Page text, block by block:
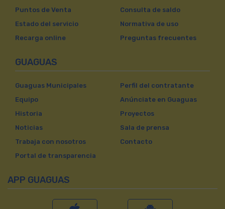
Puntos de Venta
Estado del servicio
Recarga online
Consulta de saldo
Normativa de uso
Preguntas frecuentes
GUAGUAS
Guaguas Municipales
Equipo
Historia
Noticias
Trabaja con nosotros
Portal de transparencia
Perfil del contratante
Anúnciate en Guaguas
Proyectos
Sala de prensa
Contacto
APP GUAGUAS